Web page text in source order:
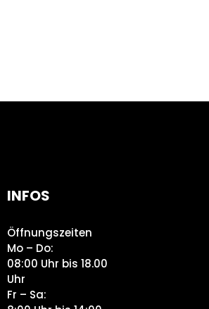
INFOS
Öffnungszeiten
Mo – Do:
08:00 Uhr bis 18.00
Uhr
Fr – Sa: